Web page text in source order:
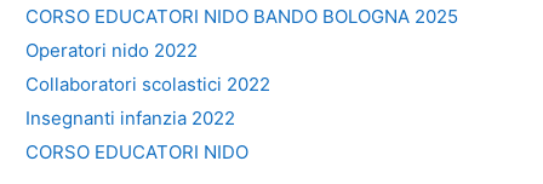
CORSO EDUCATORI NIDO BANDO BOLOGNA 2025
Operatori nido 2022
Collaboratori scolastici 2022
Insegnanti infanzia 2022
CORSO EDUCATORI NIDO